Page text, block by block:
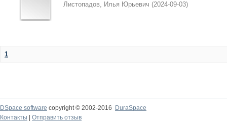
Листопадов, Илья Юрьевич (2024-09-03)
1
DSpace software copyright © 2002-2016
DuraSpace
Контакты
Отправить отзыв